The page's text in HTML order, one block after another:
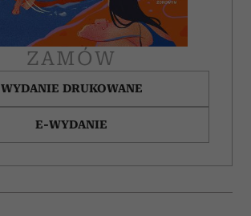
ZAMÓW
WYDANIE DRUKOWANE
E-WYDANIE